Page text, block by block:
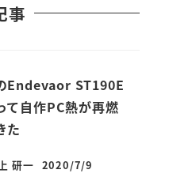
事
Endevaor ST190E
て自作PC熱が再燃
た
研一
投稿日
2020/7/9